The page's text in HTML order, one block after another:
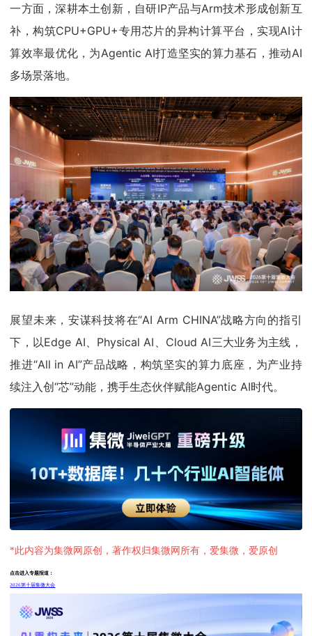
一方面，深耕本土创新，自研IP产品与Arm技术形成创新互
补，构筑CPU+GPU+专用芯片的异构计算平台，实现AI计
算效率最优化，为Agentic AI打造坚实的算力基石，推动AI
多场景落地。
展望未来，安谋科技将在“AI Arm CHINA”战略方向的指引
下，以Edge AI、Physical AI、Cloud AI三大业务为主线，
推进“All in AI”产品战略，构筑坚实的算力底座，为产业持
续注入创“芯”动能，携手生态伙伴赋能Agentic AI时代。
*此内容为集微网原创，著作权归集微网所有，爱集微，爱原创
点击进入专题报道：
2026第十届集微大会